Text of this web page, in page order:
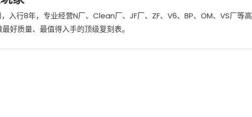
入行8年，专业经营N厂、Clean厂、JF厂、ZF、V6、BP、OM、VS厂等高
好质量、最值得入手的顶级复刻表。